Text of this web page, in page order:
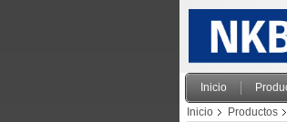
Inicio
Inicio
Productos